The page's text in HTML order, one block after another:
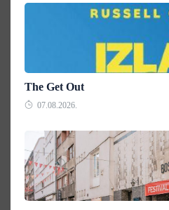
The Get Out
07.08.2026.